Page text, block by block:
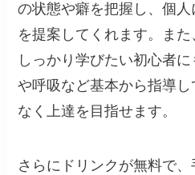
の状態や癖を把握し、個
を提案してくれます。ま
しっかり学びたい初心者
や呼吸など基本から指導
なく上達を目指せます。
さらにドリンクが無料で